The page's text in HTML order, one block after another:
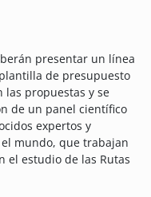
presentar un línea
de presupuesto
las propuestas y se
de un panel científico
expertos y
mundo, que trabajan
el estudio de las Rutas